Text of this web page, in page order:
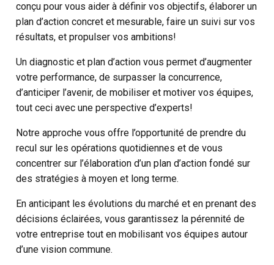
conçu pour vous aider à définir vos objectifs, élaborer un
plan d’action concret et mesurable, faire un suivi sur vos
résultats, et propulser vos ambitions!
Un diagnostic et plan d’action vous permet d’augmenter
votre performance, de surpasser la concurrence,
d’anticiper l’avenir, de mobiliser et motiver vos équipes,
tout ceci avec une perspective d’experts!
Notre approche vous offre l’opportunité de prendre du
recul sur les opérations quotidiennes et de vous
concentrer sur l’élaboration d’un plan d’action fondé sur
des stratégies à moyen et long terme.
En anticipant les évolutions du marché et en prenant des
décisions éclairées, vous garantissez la pérennité de
votre entreprise tout en mobilisant vos équipes autour
d’une vision commune.